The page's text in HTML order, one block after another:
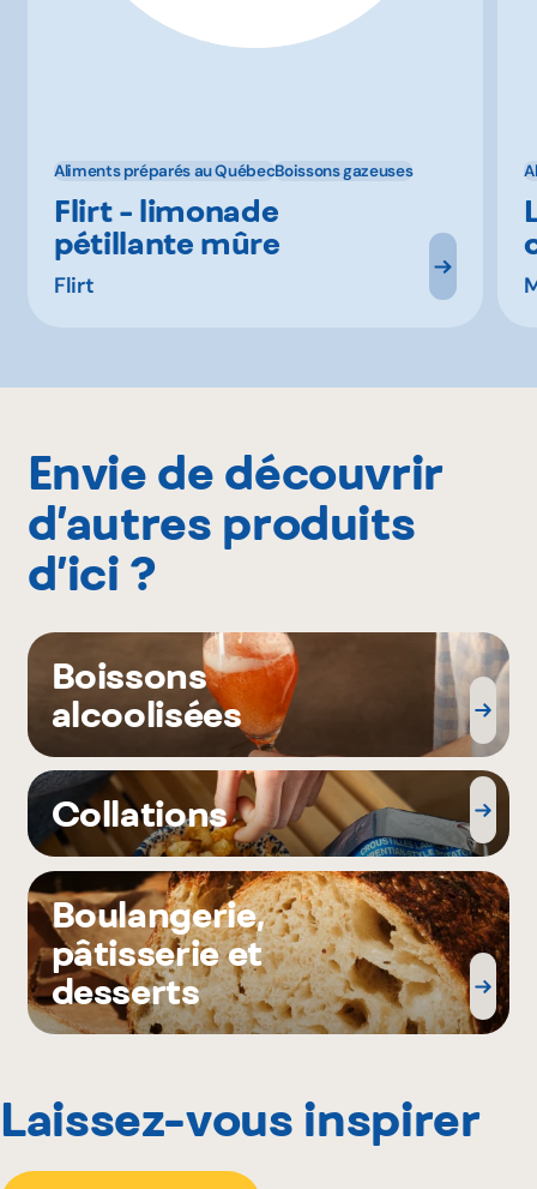
Aliments préparés au QuébecBoissons gazeuses
Flirt - limonade
pétillante mûre
Flirt
Envie de découvrir
d’autres produits
d’ici ?
Boissons
alcoolisées
Collations
Boulangerie,
pâtisserie et
desserts
Laissez-vous inspirer